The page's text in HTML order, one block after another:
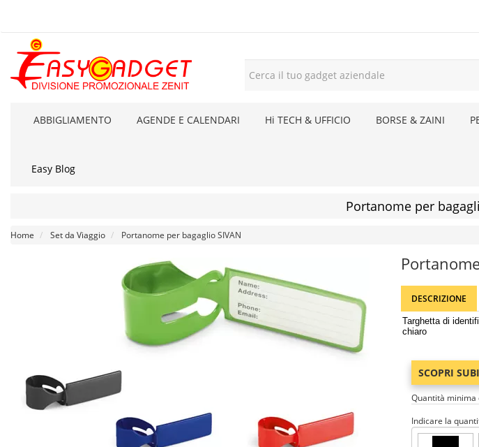
ABBIGLIAMENTO AGENDE E CALENDARI Hi TECH & UFFICIO BORSE & ZAINI
Easy Blog
Portanome per
Home Set da Viaggio Portanome per bagaglio SIVAN
DESCRIZIONE
Targhetta di
chiaro
SCOPRI
Quantità minima
Indicare la